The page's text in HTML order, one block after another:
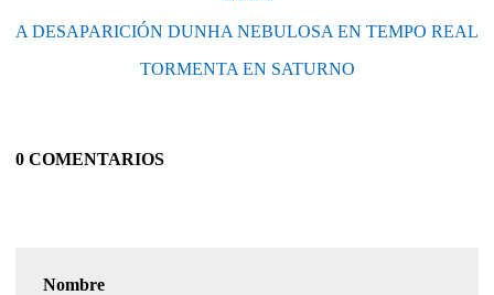
A DESAPARICIÓN DUNHA NEBULOSA EN TEMPO REAL
TORMENTA EN SATURNO
0 COMENTARIOS
Nombre